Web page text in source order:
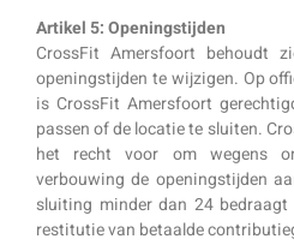
Artikel 5: Openingstijden
CrossFit Amersfoort behoudt
openingstijden te wijzigen. Op
is CrossFit Amersfoort
passen of de locatie te sluiten.
het recht voor om wegens
verbouwing de openingstijden
sluiting minder dan 24
restitutie van betaalde